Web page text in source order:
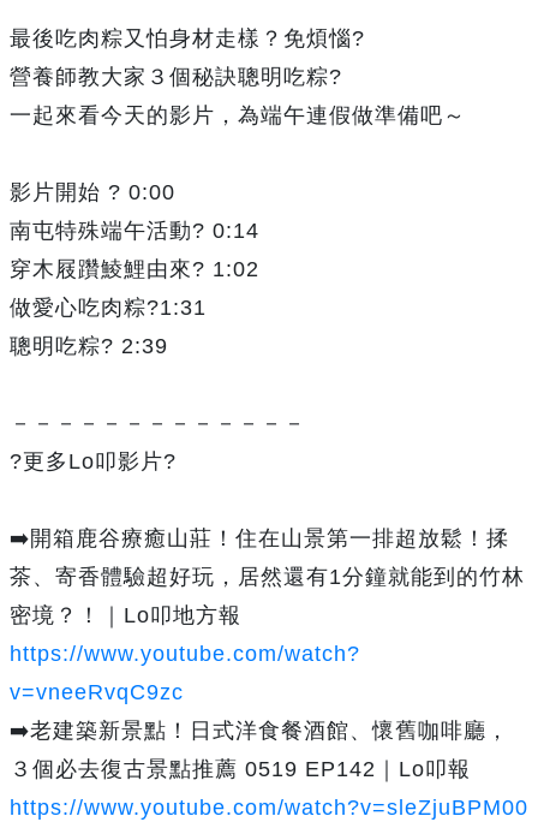
最後吃肉粽又怕身材走樣？免煩惱?
營養師教大家３個秘訣聰明吃粽?
一起來看今天的影片，為端午連假做準備吧～
影片開始 ? 0:00
南屯特殊端午活動? 0:14
穿木屐躦鯪鯉由來? 1:02
做愛心吃肉粽?1:31
聰明吃粽? 2:39
－－－－－－－－－－－－－
?更多Lo叩影片?
➡️開箱鹿谷療癒山莊！住在山景第一排超放鬆！揉
茶、寄香體驗超好玩，居然還有1分鐘就能到的竹林
密境？！｜Lo叩地方報
https://www.youtube.com/watch?
v=vneeRvqC9zc
➡️老建築新景點！日式洋食餐酒館、懷舊咖啡廳，
３個必去復古景點推薦 0519 EP142｜Lo叩報
https://www.youtube.com/watch?v=sleZjuBPM00